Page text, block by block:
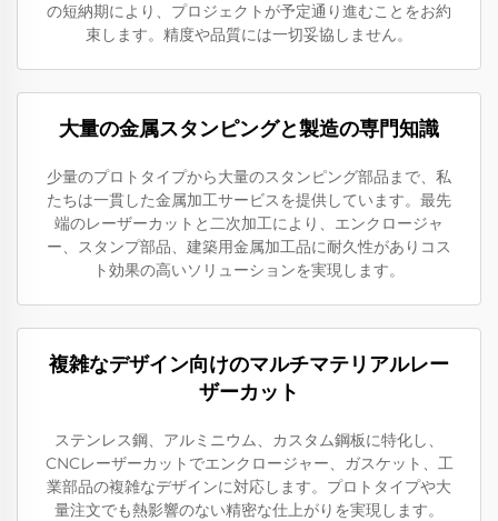
の短納期により、プロジェクトが予定通り進むことをお約
束します。精度や品質には一切妥協しません。
大量の金属スタンピングと製造の専門知識
少量のプロトタイプから大量のスタンピング部品まで、私
たちは一貫した金属加工サービスを提供しています。最先
端のレーザーカットと二次加工により、エンクロージャ
ー、スタンプ部品、建築用金属加工品に耐久性がありコス
ト効果の高いソリューションを実現します。
複雑なデザイン向けのマルチマテリアルレー
ザーカット
ステンレス鋼、アルミニウム、カスタム鋼板に特化し、
CNCレーザーカットでエンクロージャー、ガスケット、工
業部品の複雑なデザインに対応します。プロトタイプや大
量注文でも熱影響のない精密な仕上がりを実現します。